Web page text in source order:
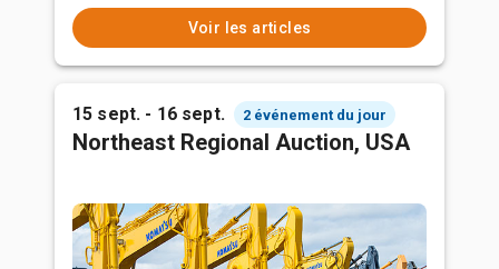
Voir les articles
15 sept. - 16 sept. 2 événement du jour
Northeast Regional Auction, USA